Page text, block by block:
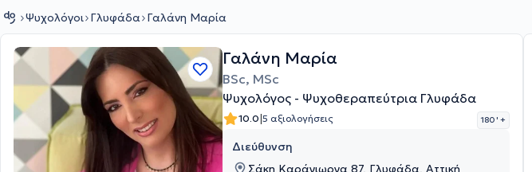
Ψυχολόγοι Γλυφάδα Γαλάνη Μαρία
Γαλάνη Μαρία
BSc, MSc
Ψυχολόγος - Ψυχοθεραπεύτρια Γλυφάδα
10.0|5 αξιολογήσεις 180 ' +
Διεύθυνση
Σάκη Καράγιωργα 87, Γλυφάδα, Αττική